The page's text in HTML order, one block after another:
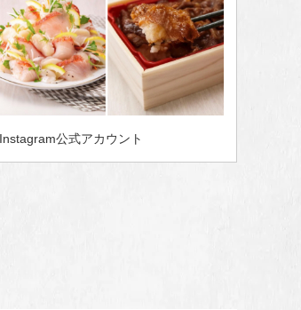
公式アカウント